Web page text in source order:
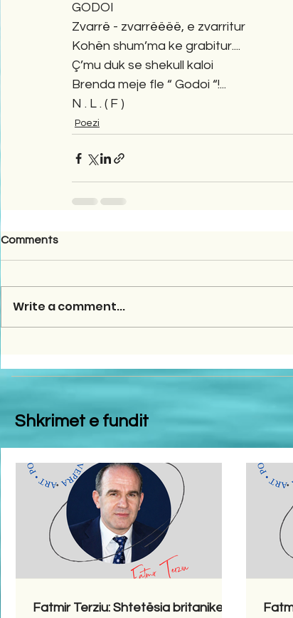
GODOI
Zvarrë - zvarrëëëë, e zvarritur
Kohën shum’ma ke grabitur....
Ç’mu duk se shekull kaloi
Brenda meje fle “ Godoi “!...
N . L . ( F )
Poezi
Comments
Write a comment...
Shkrimet e fundit
Fatmir Terziu: Shtetësia britanike